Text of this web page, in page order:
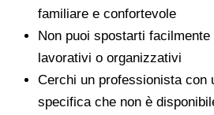
familiare e confortevole
Non puoi spostarti
lavorativi o organizzativi
Cerchi un professionista con
specifica che non è